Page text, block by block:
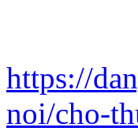
https://
noi/cho-